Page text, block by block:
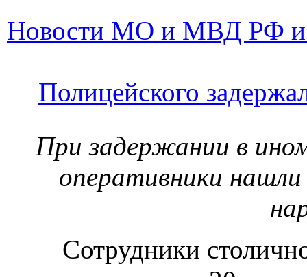
задержании 20-
машине
Новости МО и МВД РФ
Военным самолетам